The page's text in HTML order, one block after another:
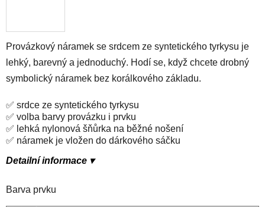
Provázkový náramek se srdcem ze syntetického tyrkysu je
lehký, barevný a jednoduchý. Hodí se, když chcete drobný
symbolický náramek bez korálkového základu.
✅ srdce ze syntetického tyrkysu
✅ volba barvy provázku i prvku
✅ lehká nylonová šňůrka na běžné nošení
✅ náramek je vložen do dárkového sáčku
Detailní informace ▾
Barva prvku